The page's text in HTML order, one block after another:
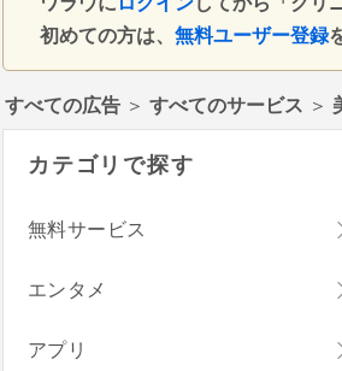
初めての方は、 無料ユーザー登録
すべての広告 ＞ すべてのサービス ＞
カテゴリで探す
無料サービス
エンタメ
アプリ